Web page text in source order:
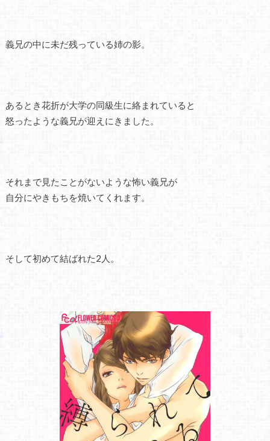
義兄の中に未だ残っている姉の影。
あるとき花折が大学の同級生に絡まれていると
怒ったような義兄が迎えにきました。
それまで見たことがないような怖い義兄が
自分にやきもちを焼いてくれます。
そして初めて結ばれた2人。